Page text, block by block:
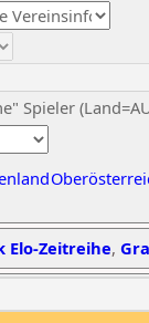
Spieler
Elo-Zeitreihe,